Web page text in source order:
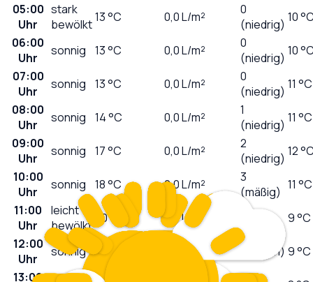
05:00
Uhr
stark
bewölkt13°C 0,0L/m²
0
(niedrig) 10
06:00
Uhr
sonnig 13°C 0,0L/m²
0
(niedrig) 10
07:00
Uhr
sonnig 13°C 0,0L/m²
0
(niedrig) 11 °C
08:00
Uhr
sonnig 14°C 0,0L/m²
1
(niedrig) 11 °C
09:00
Uhr
sonnig 17°C 0,0L/m²
2
(niedrig) 12
10:00
Uhr
sonnig 18°C 0,0L/m²
3
(mäßig) 11 °C
11:00
Uhr
leicht
bewölkt
20°C 0,0L/m²
(mäßig)
9 °C
12:00
Uhr
sonnig 21 °C L/m² 6 (hoch) 9 °C
13:00
5